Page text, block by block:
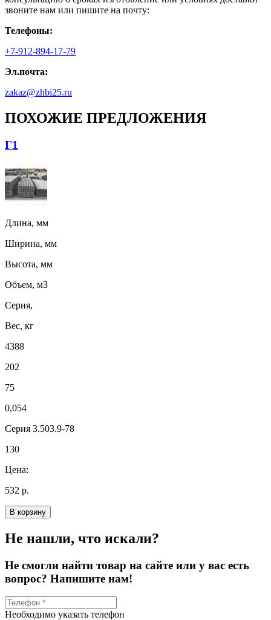
звоните нам или пишите на почту:
Телефоны:
+7-912-894-17-79
Эл.почта:
zakaz@zhbi25.ru
ПОХОЖИЕ ПРЕДЛОЖЕНИЯ
Г1
Длина, мм
Ширина, мм
Высота, мм
Объем, м3
Серия,
Вес, кг
4388
202
75
0,054
Серия 3.503.9-78
130
Цена:
532 р.
В корзину
Не нашли, что искали?
Не смогли найти товар на сайте или у вас есть
вопрос? Напишите нам!
Необходимо указать телефон